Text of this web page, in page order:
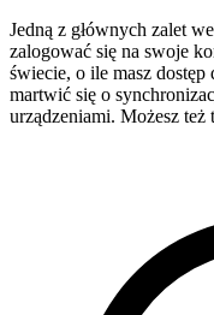
Jedną z głównych zalet
zalogować się na swoje
świecie, o ile masz
martwić się o
urządzeniami. Możesz